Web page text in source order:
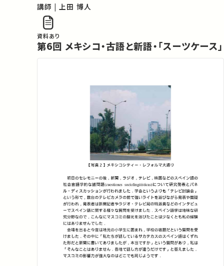
講師 | 上田 博人
資料あり
第6回 メキシコ・古語と新語・「スーツケース」